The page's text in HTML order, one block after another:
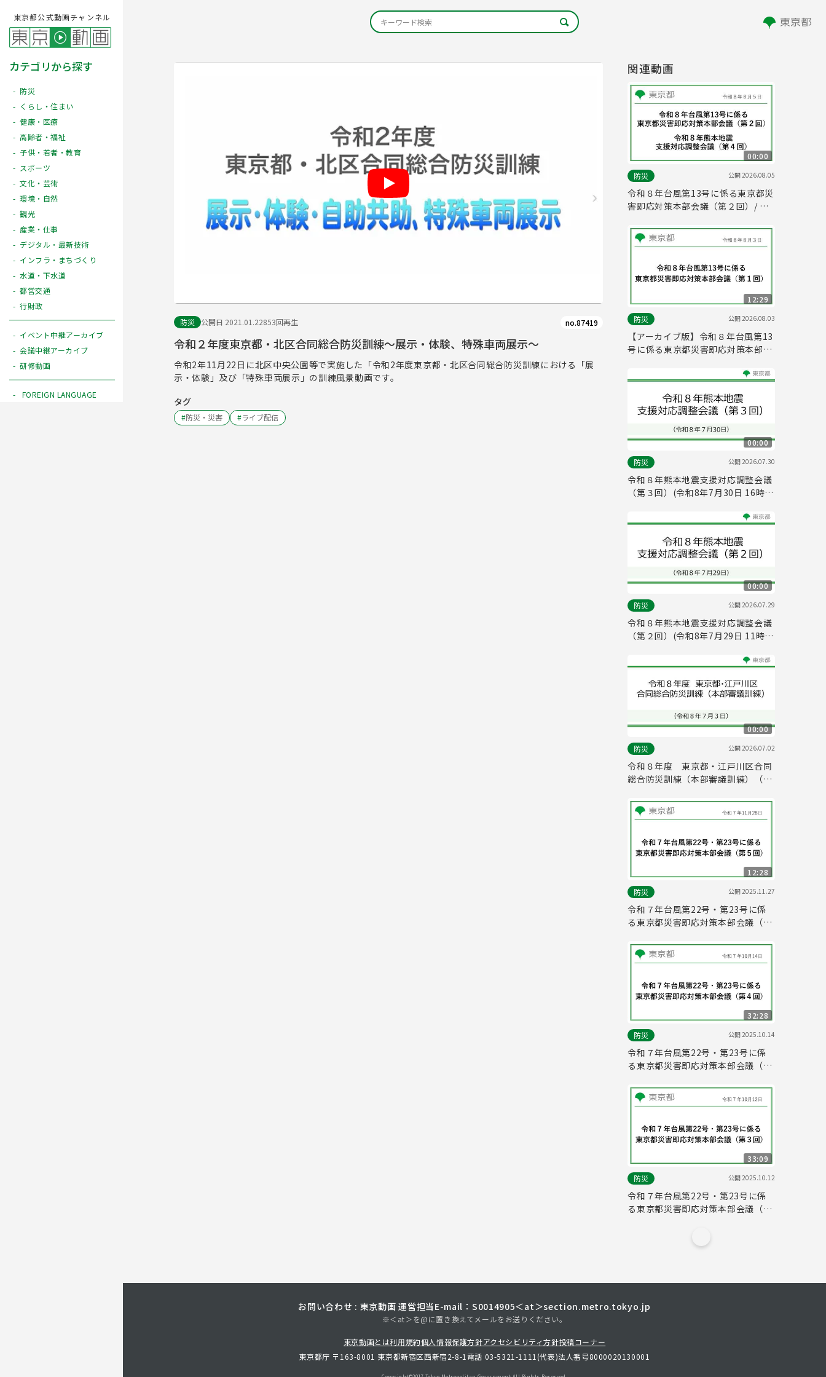
東京都公式動画チャンネル
カテゴリから探す
防災
くらし・住まい
健康・医療
高齢者・福祉
子供・若者・教育
スポーツ
文化・芸術
環境・自然
観光
産業・仕事
デジタル・最新技術
インフラ・まちづくり
水道・下水道
都営交通
行財政
イベント中継アーカイブ
会議中継アーカイブ
研修動画
FOREIGN LANGUAGE
防災 公開日 2021.01.22853回再生 no.87419
令和２年度東京都・北区合同総合防災訓練～展示・体験、特殊車両展示～
令和2年11月22日に北区中央公園等で実施した「令和2年度東京都・北区合同総合防災訓練における「展
示・体験」及び「特殊車両展示」の訓練風景動画です。
タグ
#防災・災害 #ライブ配信
関連動画
00:00
防災
公開2026.08.05
令和８年台風第13号に係る東京都災
害即応対策本部会議（第２回）/ 令
（第４回）(令和8年8月5日 16時00
分～)
12:29
防災
公開2026.08.03
【アーカイブ版】令和８年台風第13
号に係る東京都災害即応対策本部会
00:00
防災
公開2026.07.30
令和８年熊本地震支援対応調整会議
（第３回）(令和8年7月30日 16時
00:00
防災
公開2026.07.29
令和８年熊本地震支援対応調整会議
（第２回）(令和8年7月29日 11時
00:00
防災
公開2026.07.02
令和８年度 東京都・江戸川区合同
総合防災訓練（本部審議訓練）（令
12:28
防災
公開2025.11.27
令和７年台風第22号・第23号に係
る東京都災害即応対策本部会議（第
32:28
防災
公開2025.10.14
令和７年台風第22号・第23号に係
る東京都災害即応対策本部会議（第
33:09
防災
公開2025.10.12
令和７年台風第22号・第23号に係
る東京都災害即応対策本部会議（第
お問い合わせ : 東京動画 運営担当 E-mail：S0014905＜at＞section.metro.tokyo.jp
※＜at＞を@に置き換えてメールをお送りください。
東京動画とは利用規約個人情報保護方針アクセシビリティ方針投稿コーナー
東京都庁 〒163-8001 東京都新宿区西新宿2-8-1 電話 03-5321-1111(代表)法人番号8000020130001